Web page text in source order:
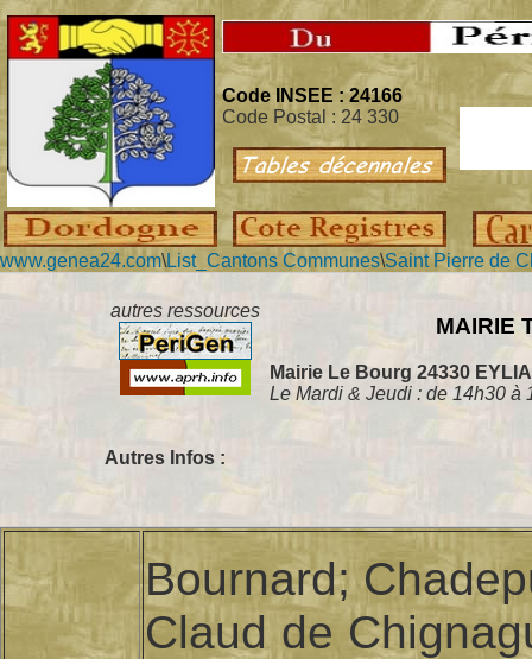
Code INSEE : 24166
Code Postal : 24 330
www.genea24.com\List_Cantons Communes\Saint Pierre de
autres ressources
MAIRIE
Mairie Le Bourg 24330
Le Mardi & Jeudi : de 14h30 à
Autres Infos :
Bournard;
Claud de